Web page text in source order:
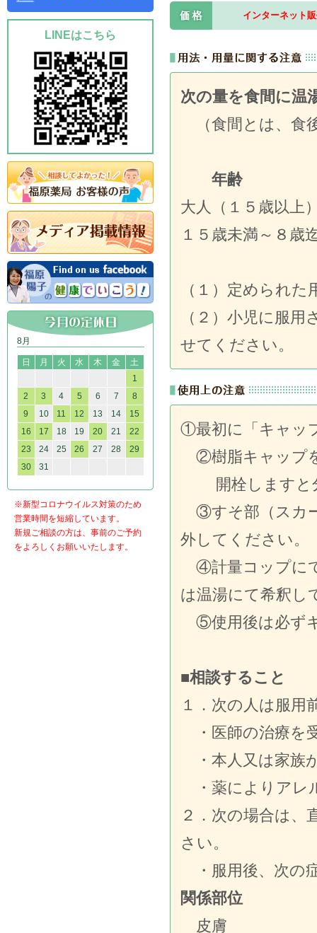
インターネット
次の量を食間に温
（食間とは、食
年齢 １回
大人（１５
１５歳未満
（１）定められ
（２）小児に服
せてください。
①最初に「キャッ
②樹脂キャップ
開栓しますと分
③すそ部（スカ
外してください。
④計量コップに
は温湯にて希釈し
⑤使用後は必ず
■相談すること
１．次の人は服用
・医師の治療を
・本人又は家族
・薬によりアレ
２．次の場合は、
さい。
・服用後、次の
関係部位
皮膚 発疹
LINEはこちら
8月
日 月 火 水 木 金
土
1
2
3 4 5 6 7
8
9
10 11 12 13 14
15
16
17 18 19 20 21
22
23
24 25 26 27 28
29
30
31
※新型コロナウイルス対策のため
営業時間を短縮しています。
新規ご相談の方は、事前のご予約
をよろしくお願いいたします。